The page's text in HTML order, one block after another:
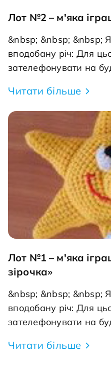
Лот №2 – м'яка
&nbsp; &nbsp; &nbsp; Як можна придбати
вподобану річ: Для
зателефонувати на
(050) 255-20-11 -
на електрону адресу:
вказати номер лота
тільки після цього
уникнути випадків
декількома
за рахунок покупця.
благодійний ярмарок
але з великою
Читати більше
Лот №1 – м'яка
зірочка»
&nbsp; &nbsp; &nbsp; Як можна придбати
вподобану річ: Для
зателефонувати на
(050) 255-20-11 -
Читати більше